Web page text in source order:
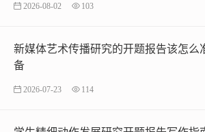
2026-08-02 103
新媒体艺术传播研究的开题报告该怎么
备
2026-07-23 114